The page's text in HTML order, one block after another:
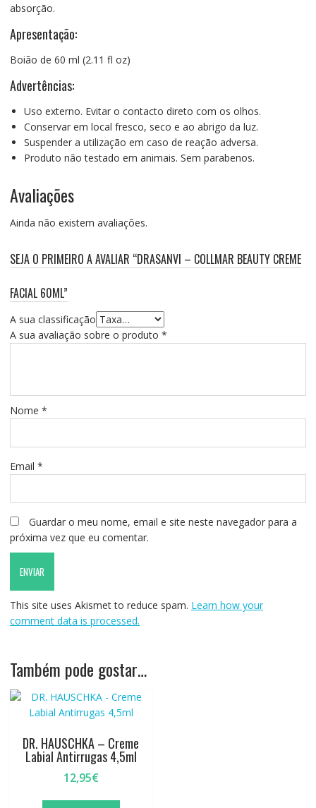
absorção.
Apresentação:
Boião de 60 ml (2.11 fl oz)
Advertências:
Uso externo. Evitar o contacto direto com os olhos.
Conservar em local fresco, seco e ao abrigo da luz.
Suspender a utilização em caso de reação adversa.
Produto não testado em animais. Sem parabenos.
Avaliações
Ainda não existem avaliações.
SEJA O PRIMEIRO A AVALIAR “DRASANVI – COLLMAR BEAUTY CREME
FACIAL 60ML”
A sua classificação
A sua avaliação sobre o produto *
Nome *
Email *
Guardar o meu nome, email e site neste navegador para a
próxima vez que eu comentar.
This site uses Akismet to reduce spam. Learn how your
comment data is processed.
Também pode gostar…
DR. HAUSCHKA – Creme
Labial Antirrugas 4,5ml
12,95€